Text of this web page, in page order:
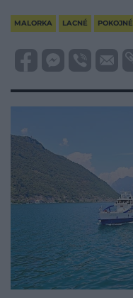
MALORKA LACNÉ POKOJNÉ